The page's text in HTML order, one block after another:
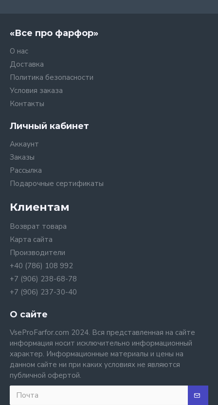
«Все про фарфор»
О нас
Доставка
Политика безопасности
Условия заказа
Контакты
Личный кабинет
Аккаунт
Заказы
Рассылка
Подарочные сертификаты
Клиентам
Возврат товара
Карта сайта
Производители
+40 (786) 108 992
+7 (906) 238-68-78
+7 (906) 237-30-40
О сайте
VseProFarfor.com 2024. Вся представленная на сайте
информация носит исключительно информационный
характер. Информационные материалы и цены на
данном сайте ни при каких условиях не являются
публичной офертой.